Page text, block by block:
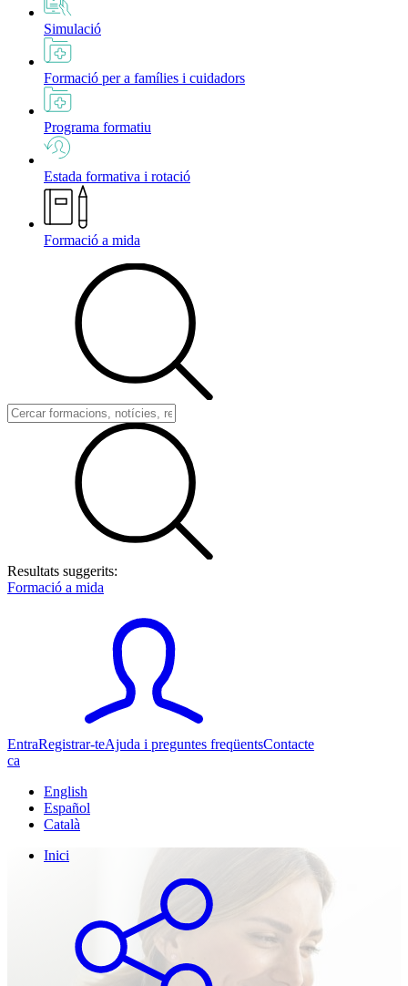
Simulació
Formació per a famílies i cuidadors
Programa formatiu
Estada formativa i rotació
Formació a mida
Resultats suggerits:
Formació a mida
EntraRegistrar-teAjuda i preguntes freqüentsContacte
ca
English
Español
Català
Inici